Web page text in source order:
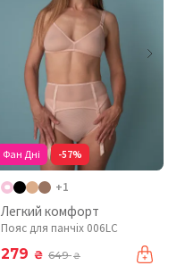
Фан Дні -57%
+1
Легкий комфорт
Пояс для панчіх 006LC
279 ₴ 649₴